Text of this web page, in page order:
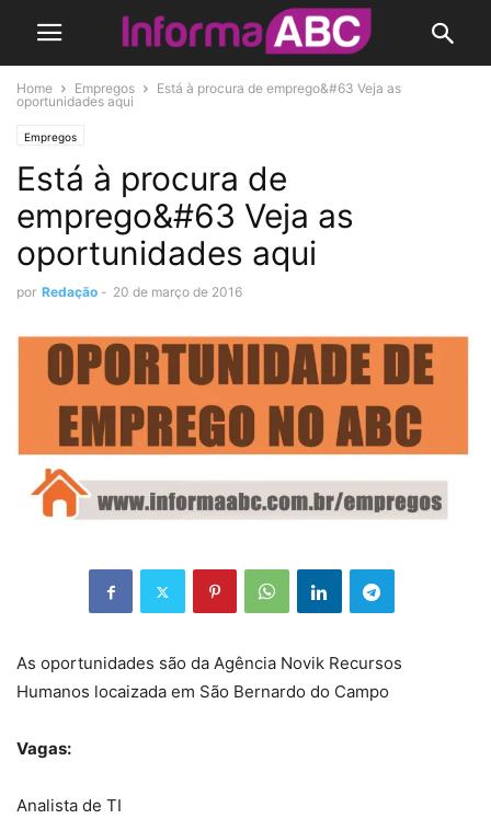
Home Empregos
Está à procura de emprego&#63 Veja as
oportunidades aqui
Empregos
Está à procura de
emprego&#63 Veja as
oportunidades aqui
por Redação - 20 de março de 2016
As oportunidades são da Agência Novik Recursos
Humanos locaizada em São Bernardo do Campo
Vagas:
Analista de TI